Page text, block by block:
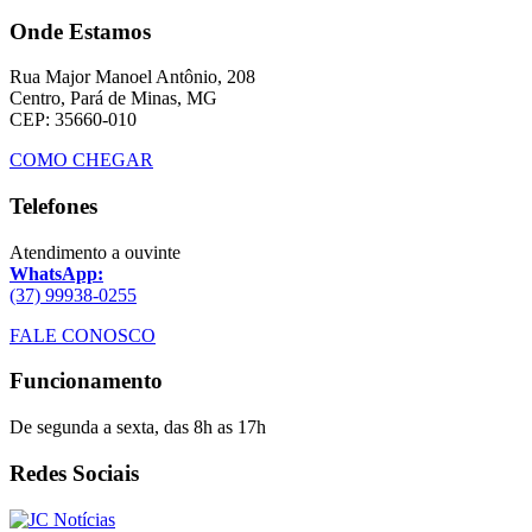
Onde Estamos
Rua Major Manoel Antônio, 208
Centro, Pará de Minas, MG
CEP: 35660-010
COMO CHEGAR
Telefones
Atendimento a ouvinte
WhatsApp:
(37) 99938-0255
FALE CONOSCO
Funcionamento
De segunda a sexta, das 8h as 17h
Redes Sociais